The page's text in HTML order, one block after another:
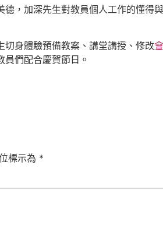
，加深先生對教員個人工作的懂得
切身體驗預備教案、講堂講授、修改
們配合慶賀節日。
標示為 *